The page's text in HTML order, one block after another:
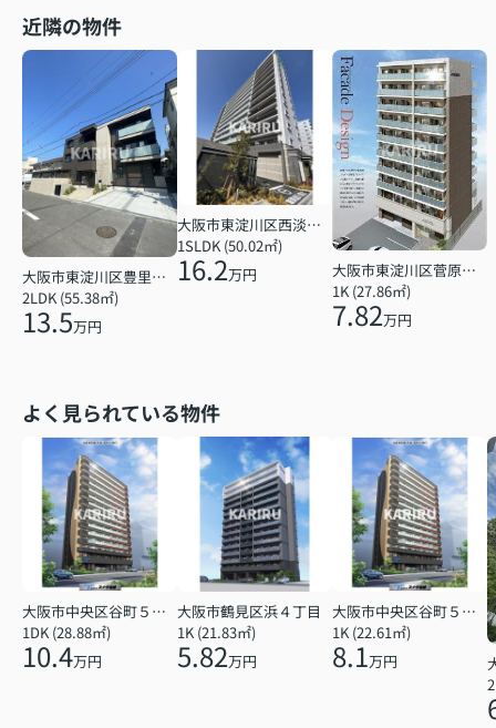
近隣の物件
大阪市東淀川区豊里６丁目
2LDK (55.38㎡)
13.5万円
大阪市東淀川区西淡路１丁目
1SLDK (50.02㎡)
16.2万円
大阪市東淀川区菅原７丁目
1K (27.86㎡)
7.82万円
よく見られている物件
大阪市中央区谷町５丁目
1DK (28.88㎡)
10.4万円
大阪市鶴見区浜４丁目
1K (21.83㎡)
5.82万円
大阪市中央区谷町５丁目
1K (22.61㎡)
8.1万円